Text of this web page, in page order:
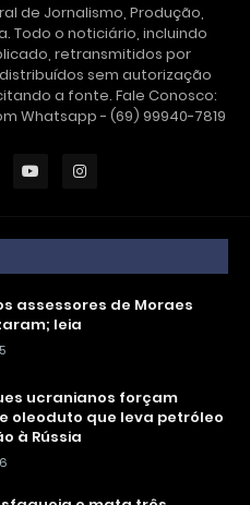
de Jornalismo, Produção,
Todo o noticiário, incluindo
retransmitidos por
sem autorização
a fonte. Fale Conosco:
Whatsapp - (69) 99940-7819
assessores de Moraes
leia
ucranianos forçam
oleoduto que leva petróleo
à Rússia